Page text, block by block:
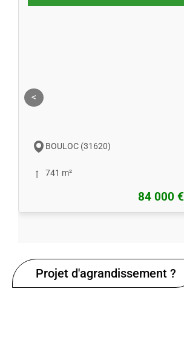
<
BOULOC (31620)
741 m²
84 000 €
Projet d'agrandissement ?